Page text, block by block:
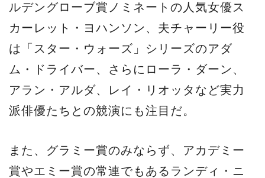
ルデングローブ賞ノミネートの人気女優ス
カーレット・ヨハンソン、夫チャーリー役
は「スター・ウォーズ」シリーズのアダ
ム・ドライバー、さらにローラ・ダーン、
アラン・アルダ、レイ・リオッタなど実力
派俳優たちとの競演にも注目だ。
また、グラミー賞のみならず、アカデミー
賞やエミー賞の常連でもあるランディ・ニ